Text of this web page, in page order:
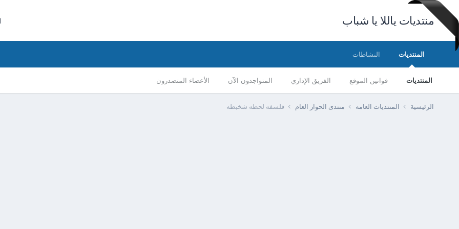
منتديات ياللا يا شباب
المنتديات
المنتديات قوانين الموقع الفريق الإداري المتواجدون الآن الأعضاء المتصدرون
النشاطات
الرئيسية المنتديات العامه منتدى الحوار العام فلسفه لحظه شخبطه